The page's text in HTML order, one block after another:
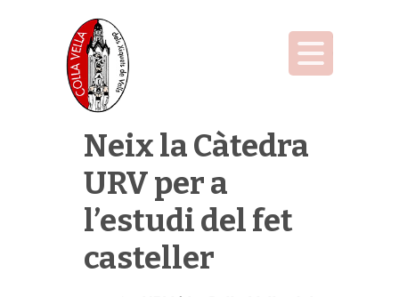
Neix la Càtedra
URV per a
l’estudi del fet
casteller